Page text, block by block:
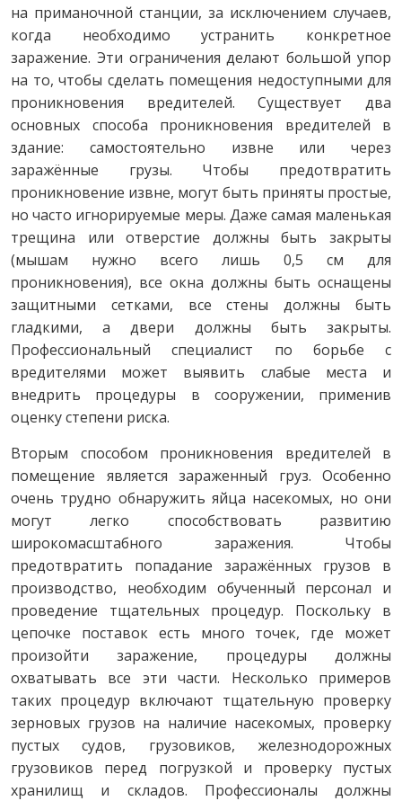
на приманочной станции, за исключением случаев,
когда необходимо устранить конкретное
заражение. Эти ограничения делают большой упор
на то, чтобы сделать помещения недоступными для
проникновения вредителей. Существует два
основных способа проникновения вредителей в
здание: самостоятельно извне или через
заражённые грузы. Чтобы предотвратить
проникновение извне, могут быть приняты простые,
но часто игнорируемые меры. Даже самая маленькая
трещина или отверстие должны быть закрыты
(мышам нужно всего лишь 0,5 см для
проникновения), все окна должны быть оснащены
защитными сетками, все стены должны быть
гладкими, а двери должны быть закрыты.
Профессиональный специалист по борьбе с
вредителями может выявить слабые места и
внедрить процедуры в сооружении, применив
оценку степени риска.
Вторым способом проникновения вредителей в
помещение является зараженный груз. Особенно
очень трудно обнаружить яйца насекомых, но они
могут легко способствовать развитию
широкомасштабного заражения. Чтобы
предотвратить попадание заражённых грузов в
производство, необходим обученный персонал и
проведение тщательных процедур. Поскольку в
цепочке поставок есть много точек, где может
произойти заражение, процедуры должны
охватывать все эти части. Несколько примеров
таких процедур включают тщательную проверку
зерновых грузов на наличие насекомых, проверку
пустых судов, грузовиков, железнодорожных
грузовиков перед погрузкой и проверку пустых
хранилищ и складов. Профессионалы должны